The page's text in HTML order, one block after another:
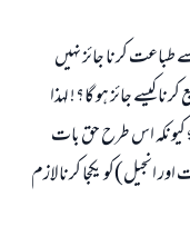
کرنا جائز نہیں
کیسے جائز ہو گا؟! لہذا
کیونکہ اس طرح حق بات
انجیل)کو یکجا کرنا لازم